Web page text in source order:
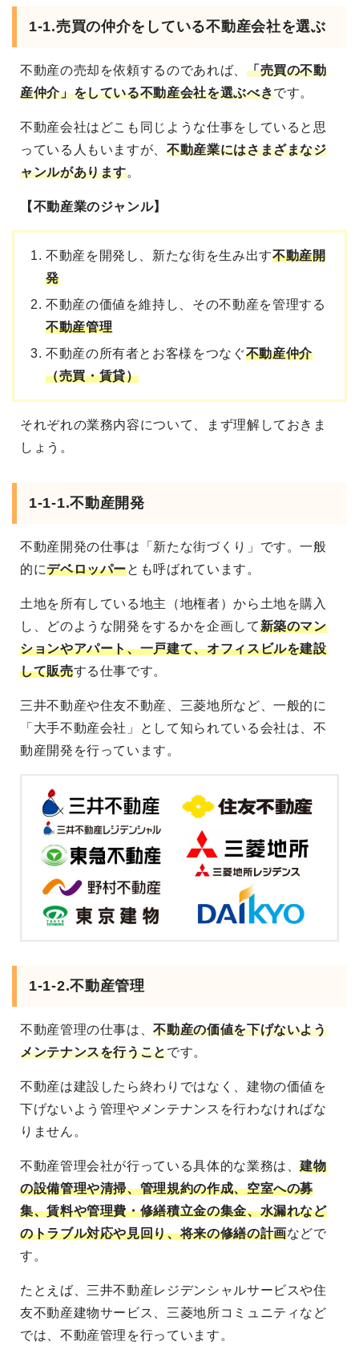
1-1.売買の仲介をしている不動産会社を選ぶ
不動産の売却を依頼するのであれば、 「売買の不動
産仲介」をしている不動産会社を選ぶべきです。
不動産会社はどこも同じような仕事をしていると思
っている人もいますが、不動産業にはさまざまなジ
ャンルがあります。
【不動産業のジャンル】
不動産を開発し、新たな街を生み出す不動産開
発
不動産の価値を維持し、その不動産を管理する
不動産管理
不動産の所有者とお客様をつなぐ不動産仲介
（売買・賃貸）
それぞれの業務内容について、まず理解しておきま
しょう。
1-1-1.不動産開発
不動産開発の仕事は「新たな街づくり」です。一般
的にデベロッパーとも呼ばれています。
土地を所有している地主（地権者）から土地を購入
し、どのような開発をするかを企画して新築のマン
ションやアパート、一戸建て、オフィスビルを建設
して販売する仕事です。
三井不動産や住友不動産、三菱地所など、一般的に
「大手不動産会社」として知られている会社は、不
動産開発を行っています。
1-1-2.不動産管理
不動産管理の仕事は、不動産の価値を下げないよう
メンテナンスを行うことです。
不動産は建設したら終わりではなく、建物の価値を
下げないよう管理やメンテナンスを行わなければな
りません。
不動産管理会社が行っている具体的な業務は、建物
の設備管理や清掃、管理規約の作成、空室への募
集、賃料や管理費・修繕積立金の集金、水漏れなど
のトラブル対応や見回り、将来の修繕の計画などで
す。
たとえば、三井不動産レジデンシャルサービスや住
友不動産建物サービス、三菱地所コミュニティなど
では、不動産管理を行っています。